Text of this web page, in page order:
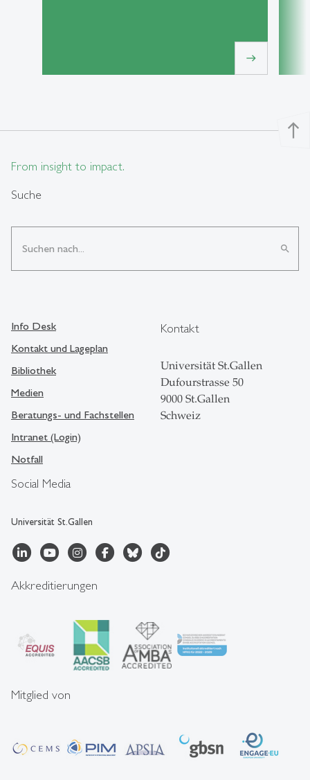
east
north
From insight to impact.
Suche
search
Social Media
Universität St.Gallen
Info Desk
Kontakt und Lageplan
Bibliothek
Medien
Beratungs- und Fachstellen
Intranet (Login)
Notfall
Kontakt
Universität St.Gallen
Dufourstrasse 50
9000 St.Gallen
Schweiz
Akkreditierungen
Mitglied von